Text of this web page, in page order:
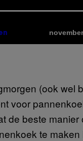
(ook wel
voor
de beste manier
te maken